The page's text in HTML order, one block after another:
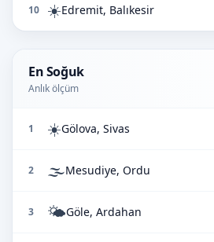
10 ☀️Edremit, Balıkesir
En Soğuk
Anlık ölçüm
1 ☀️Gölova, Sivas
2 🌫️Mesudiye, Ordu
3 🌤️Göle, Ardahan